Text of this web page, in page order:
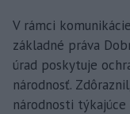
V rámci
základné práva
úrad poskytuje
národnosť.
národnosti